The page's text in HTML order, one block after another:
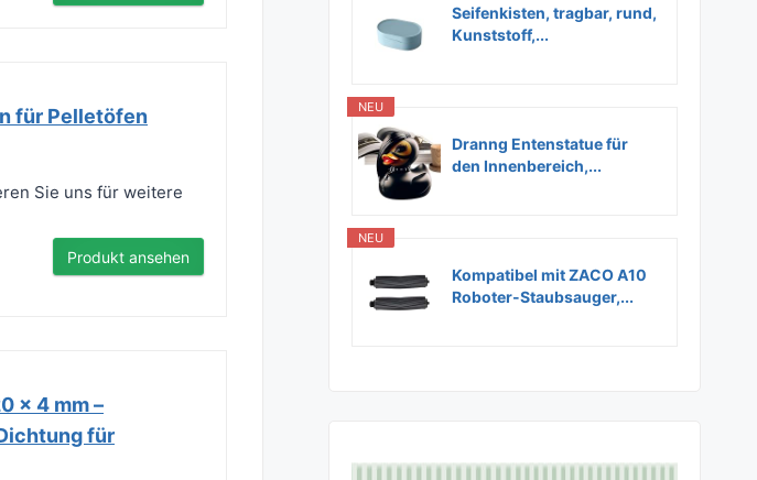
für Pelletöfen
Sie uns für weitere
Produkt ansehen
x 4 mm –
für
Seifenkisten, tragbar, rund,
Kunststoff,...
NEU
Dranng Entenstatue für
den Innenbereich,...
NEU
Kompatibel mit ZACO A10
Roboter-Staubsauger,...